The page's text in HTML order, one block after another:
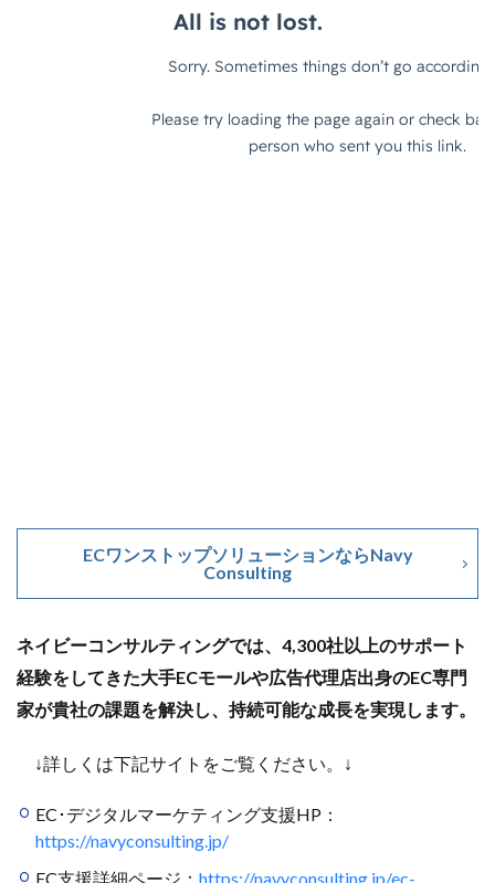
ECワンストップソリューションならNavy
Consulting
ネイビーコンサルティングでは、4,300社以上のサポート
経験をしてきた大手ECモールや広告代理店出身のEC専門
家が貴社の課題を解決し、持続可能な成長を実現します。
↓詳しくは下記サイトをご覧ください。↓
EC･デジタルマーケティング支援HP：
https://navyconsulting.jp/
EC支援詳細ページ： https://navyconsulting.jp/ec-